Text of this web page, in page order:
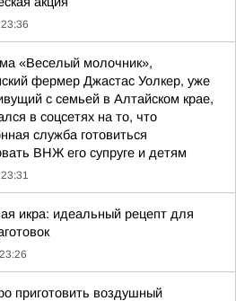
«Веселый молочник»,
фермер Джастас Уолкер, уже
с семьей в Алтайском крае,
в соцсетях на то, что
служба готовиться
ВНЖ его супруге и детям
икра: идеальный рецепт для
приготовить воздушный